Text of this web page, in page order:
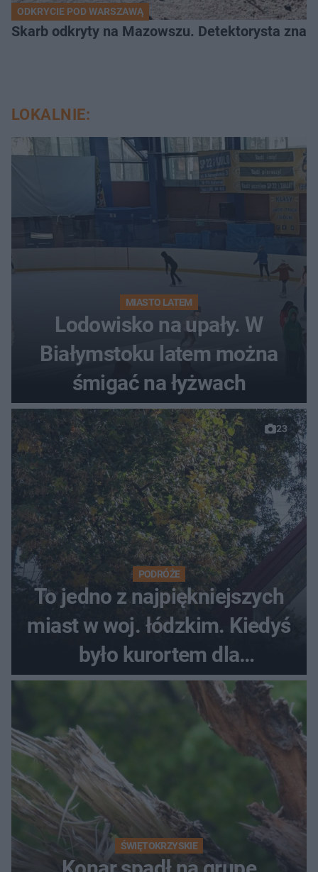
ODKRYCIE POD WARSZAWĄ
Skarb odkryty na Mazowszu. Detektorysta
LOKALNIE:
MIASTO LATEM
Lodowisko na upały. W
Białymstoku latem można
śmigać na łyżwach
23
PODRÓŻE
To jedno z najpiękniejszych
miast w woj. łódzkim. Kiedyś
było kurortem dla
mieszkańców Łodzi
ŚWIĘTOKRZYSKIE